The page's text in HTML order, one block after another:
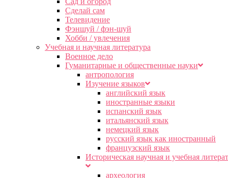
Сделай сам
Телевидение
Фэншуй / фэн-шуй
Хобби / увлечения
Учебная и научная литература
Военное дело
Гуманитарные и общественные науки
антропология
Изучение языков
английский язык
иностранные языки
испанский язык
итальянский язык
немецкий язык
русский язык как иностранный
французский язык
Историческая научная и учебная
археология